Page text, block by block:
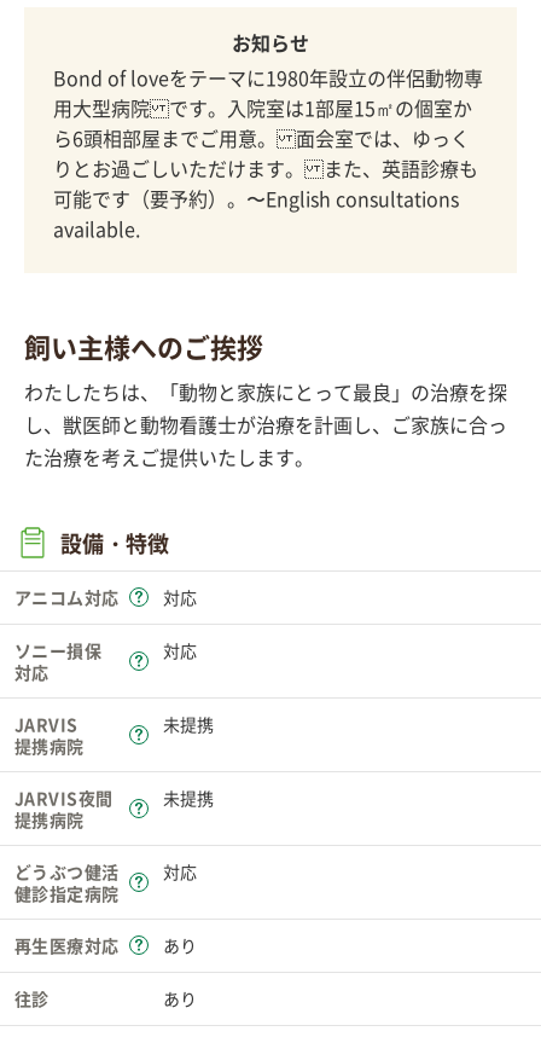
お知らせ
Bond of loveをテーマに1980年設立の伴侶動物専
用大型病院です。入院室は1部屋15㎡の個室か
ら6頭相部屋までご用意。面会室では、ゆっく
りとお過ごしいただけます。また、英語診療も
可能です（要予約）。〜English consultations
available.
飼い主様へのご挨拶
わたしたちは、「動物と家族にとって最良」の治療を探
し、獣医師と動物看護士が治療を計画し、ご家族に合っ
た治療を考えご提供いたします。
設備・特徴
アニコム対応 対応
ソニー損保
対応
対応
JARVIS
提携病院
未提携
JARVIS夜間
提携病院
未提携
どうぶつ健活
健診指定病院
対応
再生医療対応 あり
往診 あり